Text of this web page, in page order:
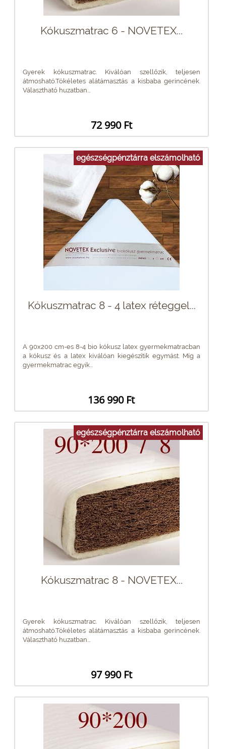
Kókuszmatrac 6 - NOVETEX...
Gyerek kókuszmatrac. Kiválóan szellőzik, teljesen
átmosható.Tökéletes alátámasztás a kisbaba gerincének.
Választható huzatban...
72 990 Ft
egészségpénztárra elszámolható
Kókuszmatrac 8 - 4 latex réteggel...
A 90x200 cm-es 8-4 bio kókusz latex gyermekmatracban
a kókusz és a latex kiválóan kiegészítik egymást. Míg a
gyermekmatrac egyik...
136 990 Ft
egészségpénztárra elszámolható
Kókuszmatrac 8 - NOVETEX...
Gyerek kókuszmatrac. Kiválóan szellőzik, teljesen
átmosható.Tökéletes alátámasztás a kisbaba gerincének.
Választható huzatban...
97 990 Ft